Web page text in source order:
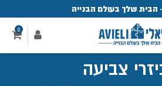
הבית שלך בעולם הבנייה
0
צביעה